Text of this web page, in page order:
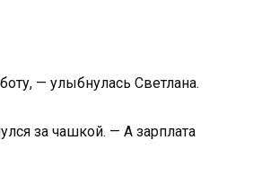
— улыбнулась Светлана.
за чашкой. — А зарплата